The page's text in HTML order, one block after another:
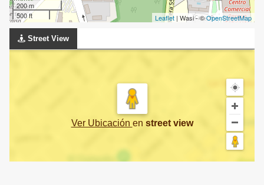
200 m
500 ft
Leaflet | Wasi - ©OpenStreetMap
Street View
Ver Ubicación en street view